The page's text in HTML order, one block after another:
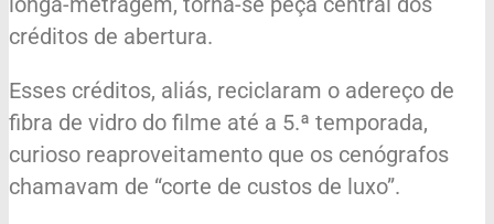
créditos de abertura.
Esses créditos, aliás, reciclaram o adereço de
fibra de vidro do filme até a 5.ª temporada,
curioso reaproveitamento que os cenógrafos
chamavam de “corte de custos de luxo”.